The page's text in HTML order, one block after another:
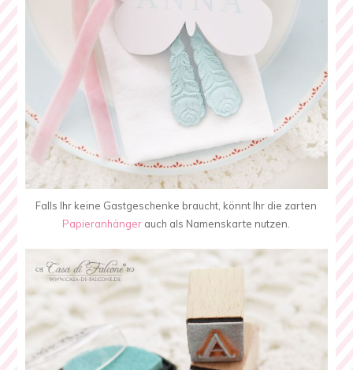
Falls Ihr keine Gastgeschenke braucht, könnt Ihr die zarten
Papieranhänger auch als Namenskarte nutzen.